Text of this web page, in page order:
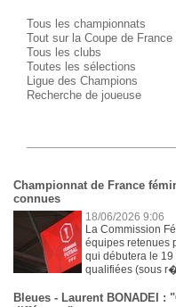
Tous les championnats
Tout sur la Coupe de France
Tous les clubs
Toutes les sélections
Ligue des Champions
Recherche de joueuse
Championnat de France
connues
18/06/2026 9:06
La Commission
équipes retenues
qui débutera le
qualifiées (sous
Bleues - Laurent BONADEI